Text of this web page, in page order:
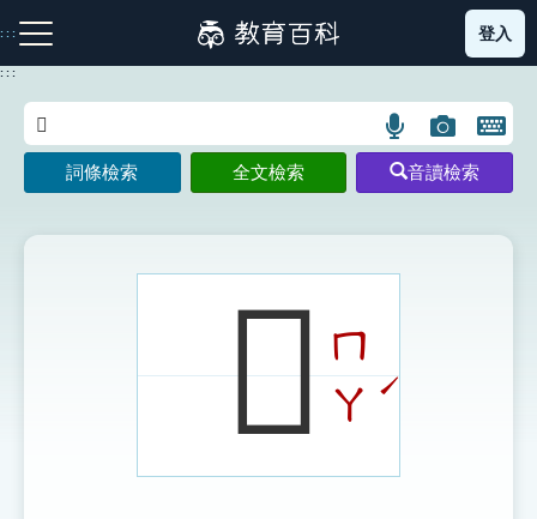
到
主
:::
注音索引圖示 筆畫索引圖示 部首索引表圖示
登入
:::
語
言
搜
示
圖
片
搜
開
鍵
圖
詞條檢索 全文檢索 音讀檢索
𩔷ㄇ
ㄚˊ